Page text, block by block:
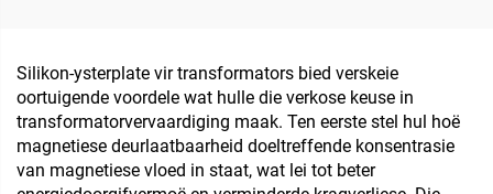
Silikon-ysterplate vir transformators bied verskeie
oortuigende voordele wat hulle die verkose keuse in
transformatorvervaardiging maak. Ten eerste stel hul hoë
magnetiese deurlaatbaarheid doeltreffende konsentrasie
van magnetiese vloed in staat, wat lei tot beter